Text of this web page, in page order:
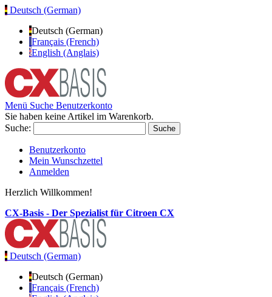
Deutsch (German)
Deutsch (German)
Français (French)
English (Anglais)
Menü Suche Benutzerkonto
Sie haben keine Artikel im Warenkorb.
Suche:
Suche
Benutzerkonto
Mein Wunschzettel
Anmelden
Herzlich Willkommen!
CX-Basis - Der Spezialist für Citroen CX
Deutsch (German)
Deutsch (German)
Français (French)